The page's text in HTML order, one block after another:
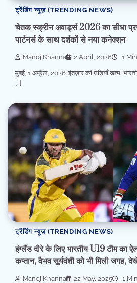
ट्रेंडिंग न्यूज़ (TRENDING NEWS)
चेतक स्क्रीन अवार्ड्स 2026 का सीधा
पार्टनर्स के साथ दर्शकों से नया कनेक्शन
Manoj Khanna 2 April, 2026 1
मुंबई, 1 अप्रैल, 2026: इंतज़ार की घड़ियाँ खत्म!
[…]
ट्रेंडिंग न्यूज़ (TRENDING NEWS)
इंग्लैंड दौरे के ल‍िए भारतीय U19 टीम का
कप्तान, वैभव सूर्यवंशी को भी मिली जगह,
Manoj Khanna 22 May, 2025 1